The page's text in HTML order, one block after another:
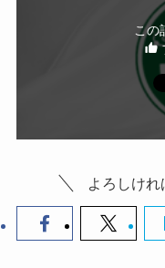
この
よろしけ